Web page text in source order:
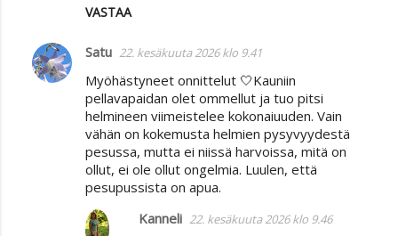
VASTAA
Satu 22. kesäkuuta 2026 klo 9.41
Myöhästyneet onnittelut 🤍Kauniin
pellavapaidan olet ommellut ja tuo pitsi
helmineen viimeistelee kokonaiuuden. Vain
vähän on kokemusta helmien pysyvyydestä
pesussa, mutta ei niissä harvoissa, mitä on
ollut, ei ole ollut ongelmia. Luulen, että
pesupussista on apua.
Kanneli 22. kesäkuuta 2026 klo 9.46